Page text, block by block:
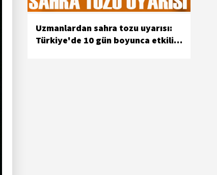
Uzmanlardan sahra tozu uyarısı:
Türkiye'de 10 gün boyunca etkili